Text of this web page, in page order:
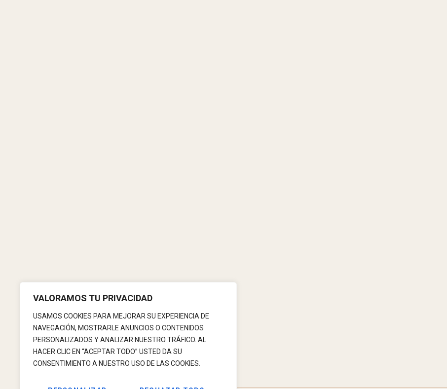
VALORAMOS TU PRIVACIDAD
USAMOS COOKIES PARA MEJORAR SU EXPERIENCIA DE
NAVEGACIÓN, MOSTRARLE ANUNCIOS O CONTENIDOS
PERSONALIZADOS Y ANALIZAR NUESTRO TRÁFICO. AL
HACER CLIC EN “ACEPTAR TODO” USTED DA SU
CONSENTIMIENTO A NUESTRO USO DE LAS COOKIES.
Sentido
Verdad